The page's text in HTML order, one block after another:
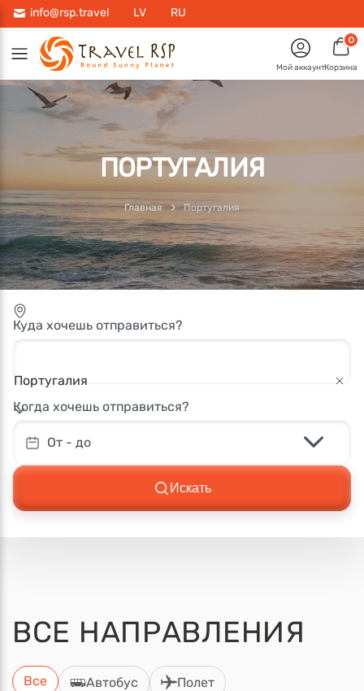
info@rsp.travel LV RU
Мой аккаунт
0
Корзина
ПОРТУГАЛИЯ
Главная Португалия
Куда хочешь отправиться?
Португалия
Когда хочешь отправиться?
От - до
Искать
ВСЕ НАПРАВЛЕНИЯ
Все Автобус Полет